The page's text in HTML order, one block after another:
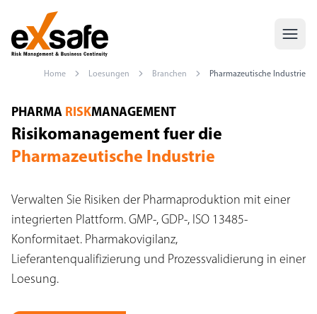
Home Loesungen Branchen Pharmazeutische Industrie
Risk Management Pharma — GMP, GDP, ISO 13485 Exsafe
PHARMA RISKMANAGEMENT
Risikomanagement fuer die
Pharmazeutische Industrie
Verwalten Sie Risiken der Pharmaproduktion mit einer
integrierten Plattform. GMP-, GDP-, ISO 13485-
Konformitaet. Pharmakovigilanz,
Lieferantenqualifizierung und Prozessvalidierung in einer
Loesung.